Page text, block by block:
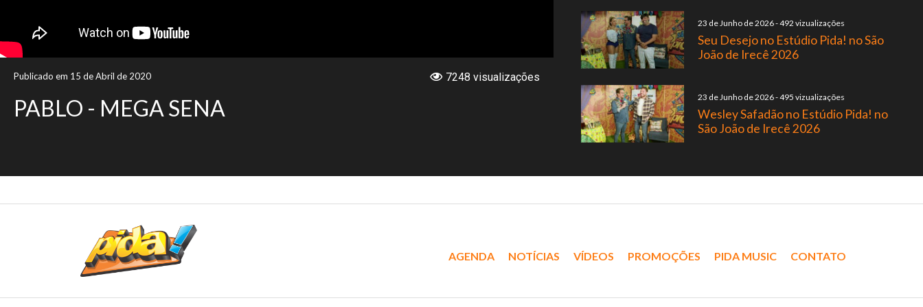
Publicado em 15 de Abril de 2020 7248 visualizações
PABLO - MEGA SENA
23 de Junho de 2026-492 vizualizações
Seu Desejo no Estúdio Pida! no São
João de Irecê 2026
23 de Junho de 2026-495 vizualizações
Wesley Safadão no Estúdio Pida! no
São João de Irecê 2026
AGENDA NOTÍCIAS VÍDEOS PROMOÇÕES PIDA MUSIC CONTATO